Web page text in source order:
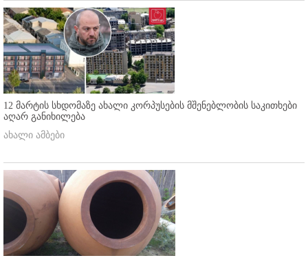
12 მარტის სხდომაზე ახალი კორპუსების მშენებლობის საკითხები
აღარ განიხილება
ახალი ამბები